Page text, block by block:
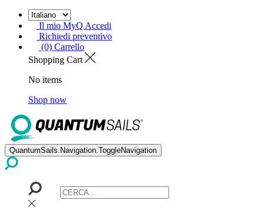
Il mio MyQ Accedi
Richiedi preventivo
(0) Carrello
Shopping Cart
No items
Shop now
QuantumSails.Navigation.ToggleNavigation